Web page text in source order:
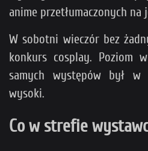
anime przetłumaczonych na
W sobotni wieczór bez
konkurs cosplay. Poziom
samych występów był
wysoki.
Co w strefie